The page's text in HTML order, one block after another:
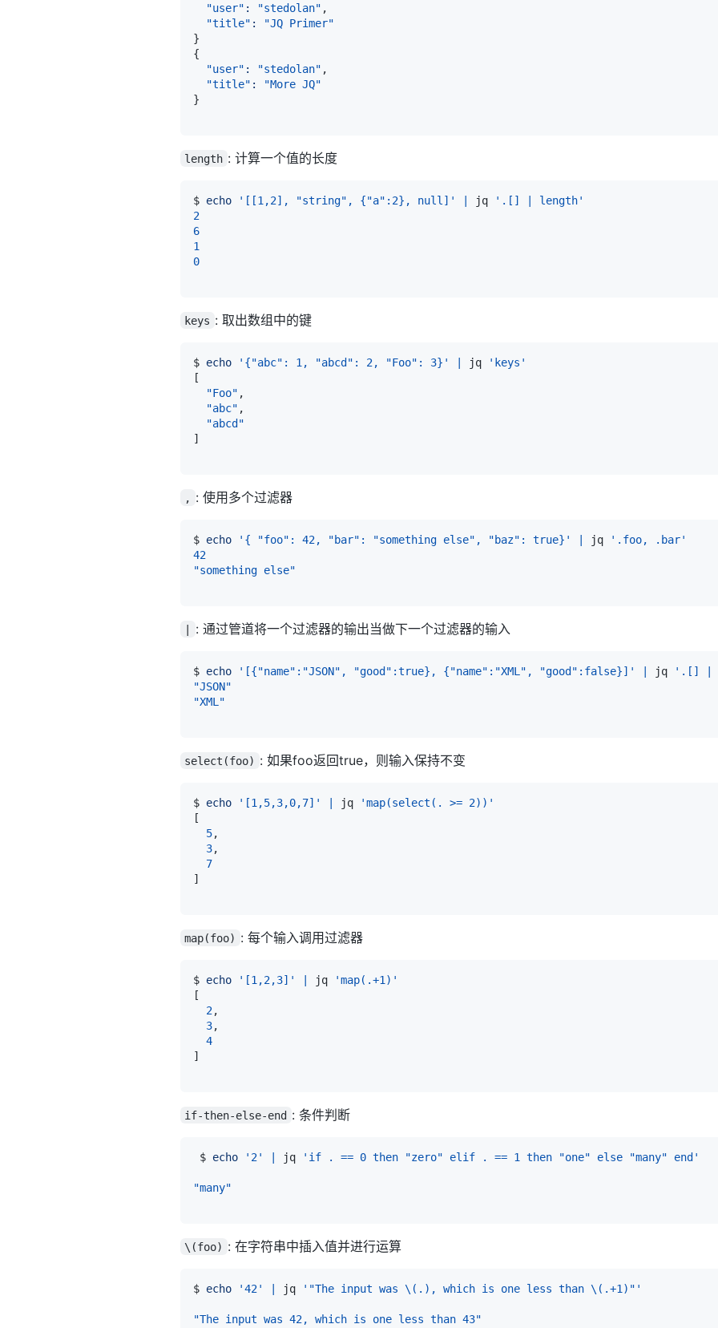
"user" : "stedolan"
"title" :
"JQ Primer"
}
{
"user" : "stedolan"
"title" :
"More JQ"
}
length : 计算一个值的长度
$ echo '[[1,2], "string", {"a":2}, null]' | jq
'.[] | length'
2
6
1
0
keys : 取出数组中的键
$ echo '{"abc": 1, "abcd": 2, "Foo": 3}' | jq
'keys'
[
"Foo"
"abc"
"abcd"
]
, : 使用多个过滤器
$ echo '{ "foo": 42, "bar": "something else", "baz": true}' | jq
'.foo, .bar'
42
"something else"
| : 通过管道将一个过滤器的输出当做下一个过滤器的输入
$ echo '[{"name":"JSON", "good":true}, {"name":"XML", "good":false}]' | jq
'.[] |
"JSON"
"XML"
select(foo) : 如果foo返回true，则输入保持不变
$ echo '[1,5,3,0,7]' | jq
'map(select(. >= 2))'
[
5
3
7
]
map(foo) : 每个输入调用过滤器
$ echo '[1,2,3]' | jq
'map(.+1)'
[
2
3
4
]
if-then-else-end : 条件判断
$ echo '2' | jq 'if . == 0 then "zero" elif . == 1 then "one" else "many" end'
"many"
\(foo) : 在字符串中插入值并进行运算
$ echo '42' | jq '"The input was \(.), which is one less than \(.+1)"'
"The input was 42, which is one less than 43"